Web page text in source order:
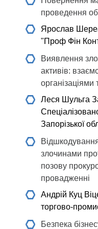
проведення
Ярослав
"Проф Фін
Виявлення
активів:
Леся Шульга
Запорізької
злочинами
позову
провадженні
Андрій Куц
торгово-
Безпека